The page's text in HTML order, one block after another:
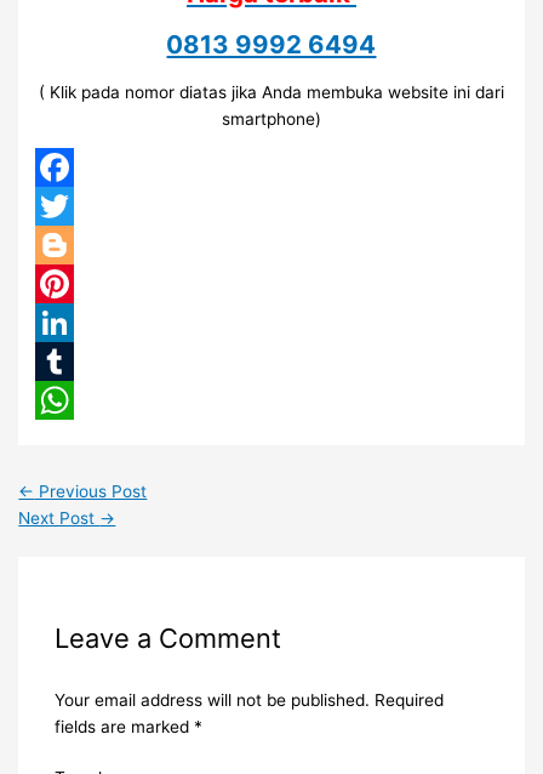
0813 9992 6494
( Klik pada nomor diatas jika Anda membuka website ini dari
smartphone)
Facebook
Twitter
Blogger
Pinterest
LinkedIn
Tumblr
← Previous Post
Next Post →
Leave a Comment
Your email address will not be published. Required
fields are marked *